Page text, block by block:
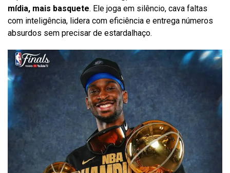
mídia, mais basquete. Ele joga em silêncio, cava faltas
com inteligência, lidera com eficiência e entrega números
absurdos sem precisar de estardalhaço.